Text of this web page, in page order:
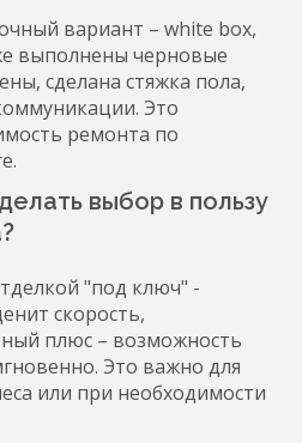
вариант – white box,
выполнены черновые
сделана стяжка пола,
Это
ремонта по
выбор в пользу
"под ключ" -
скорость,
плюс – возможность
Это важно для
или при необходимости